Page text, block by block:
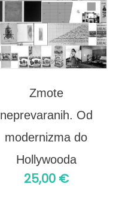
Zmote
neprevaranih. Od
modernizma do
Hollywooda
25,00 €